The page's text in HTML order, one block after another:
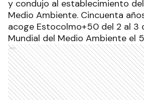
y condujo al establecimiento
Medio Ambiente. Cincuenta
acoge Estocolmo+50 del 2 al 3
Mundial del Medio Ambiente el
Ads